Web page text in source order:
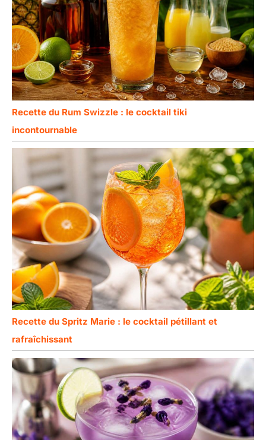
Recette du Rum Swizzle : le cocktail tiki
incontournable
Recette du Spritz Marie : le cocktail pétillant et
rafraîchissant